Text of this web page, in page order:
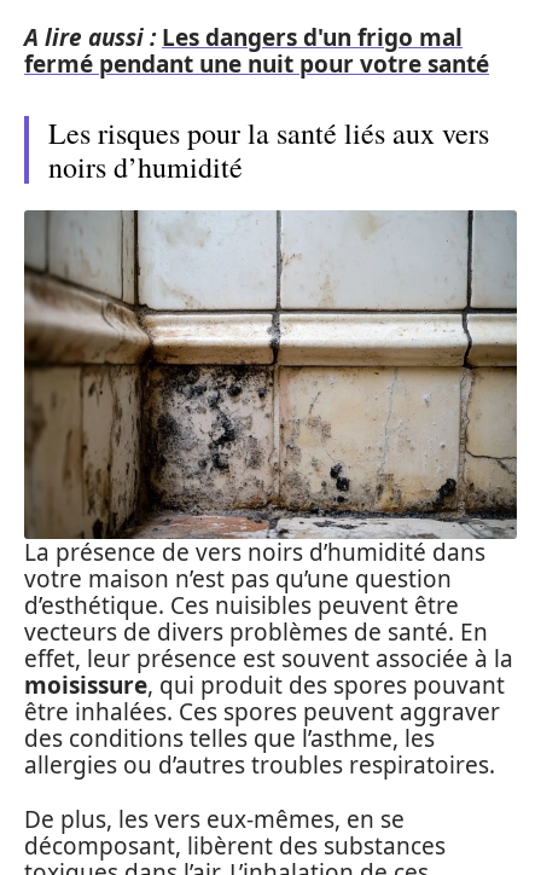
A lire aussi : Les dangers d'un frigo mal
fermé pendant une nuit pour votre santé
Les risques pour la santé liés aux vers
noirs d’humidité
La présence de vers noirs d’humidité dans
votre maison n’est pas qu’une question
d’esthétique. Ces nuisibles peuvent être
vecteurs de divers problèmes de santé. En
effet, leur présence est souvent associée à la
moisissure, qui produit des spores pouvant
être inhalées. Ces spores peuvent aggraver
des conditions telles que l’asthme, les
allergies ou d’autres troubles respiratoires.
De plus, les vers eux-mêmes, en se
décomposant, libèrent des substances